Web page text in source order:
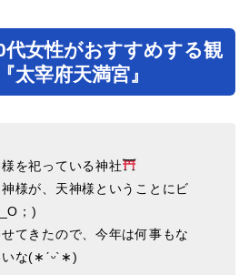
代女性がおすすめする観
太宰府天満宮』
を祀っている神社
様が、天神様ということにビ
；)
てきたので、今年は何事もな
いな(∗ˊᵕ`∗)